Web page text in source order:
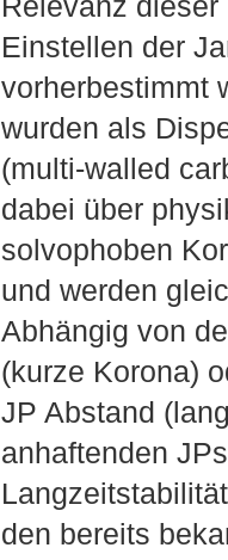
Einstellen der
vorherbestimmt
wurden als
(multi-walled
dabei über
solvophoben
und werden
Abhängig von
(kurze Korona)
JP Abstand
anhaftenden
den bereits